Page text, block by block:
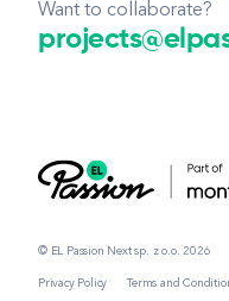
Want to collaborate?
© EL Passion Next sp. z o.o. 2026
Privacy Policy Terms and